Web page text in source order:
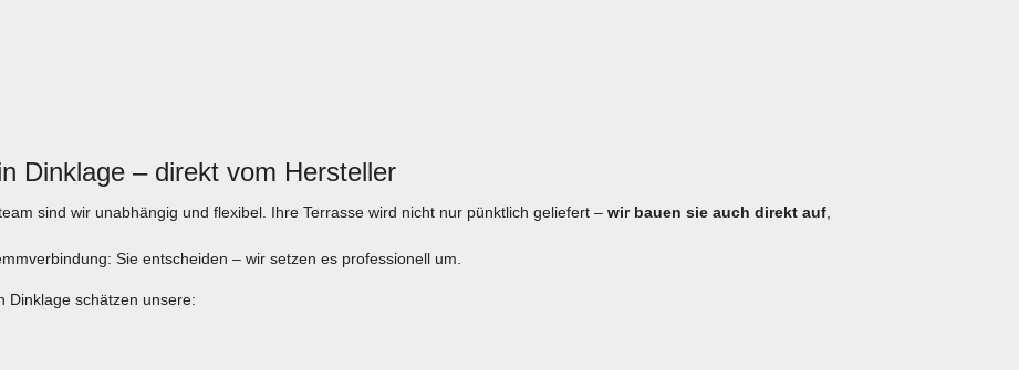
Dinklage – direkt vom Hersteller
sind wir unabhängig und flexibel. Ihre Terrasse wird nicht nur pünktlich geliefert – wir bauen sie auch direkt auf
Sie entscheiden – wir setzen es professionell um.
Dinklage schätzen unsere: